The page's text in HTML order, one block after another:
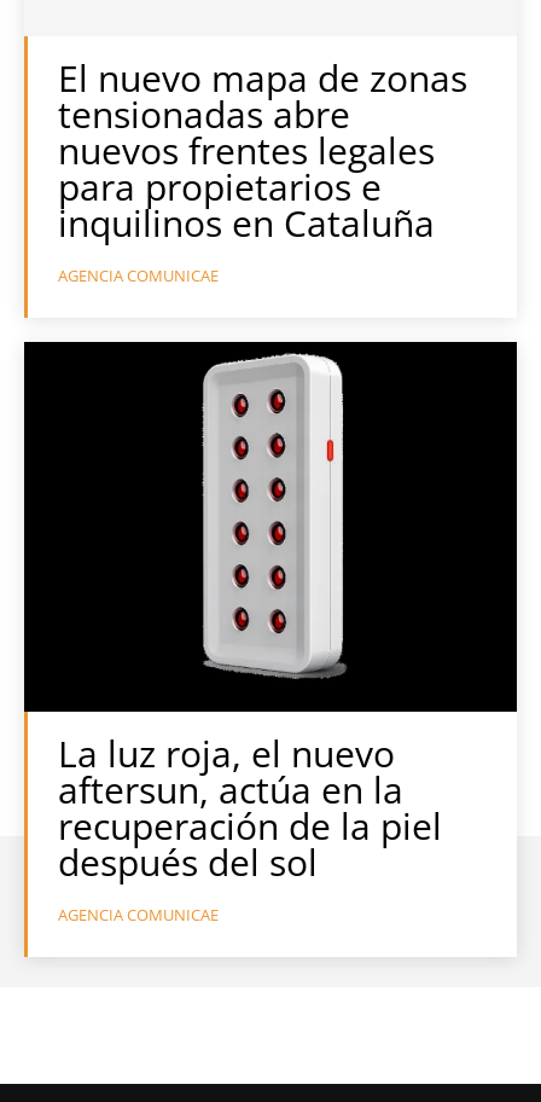
El nuevo mapa de zonas
tensionadas abre
nuevos frentes legales
para propietarios e
inquilinos en Cataluña
AGENCIA COMUNICAE
La luz roja, el nuevo
aftersun, actúa en la
recuperación de la piel
después del sol
AGENCIA COMUNICAE